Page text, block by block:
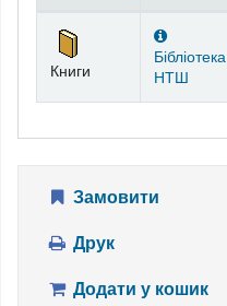
Фонди
Книги
Бібліотека
НТШ
Замовити
Друк
Додати у кошик